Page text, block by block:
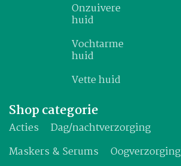
Onzuivere
huid
Vochtarme
huid
Vette huid
Shop categorie
Acties
Dag/nachtverzorging
Maskers & Serums
Oogverzorging